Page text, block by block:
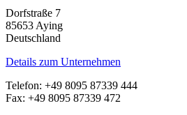
Dorfstraße 7
85653 Aying
Deutschland
Details zum Unternehmen
Telefon: +49 8095 87339 444
Fax: +49 8095 87339 472